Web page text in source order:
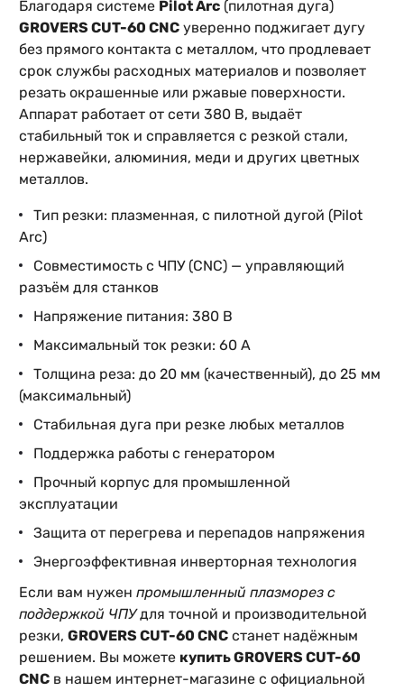
Благодаря системе Pilot Arc (пилотная дуга)
GROVERS CUT-60 CNC уверенно поджигает дугу
без прямого контакта с металлом, что продлевает
срок службы расходных материалов и позволяет
резать окрашенные или ржавые поверхности.
Аппарат работает от сети 380 В, выдаёт
стабильный ток и справляется с резкой стали,
нержавейки, алюминия, меди и других цветных
металлов.
Тип резки: плазменная, с пилотной дугой (Pilot
Arc)
Совместимость с ЧПУ (CNC) — управляющий
разъём для станков
Напряжение питания: 380 В
Максимальный ток резки: 60 А
Толщина реза: до 20 мм (качественный), до 25 мм
(максимальный)
Стабильная дуга при резке любых металлов
Поддержка работы с генератором
Прочный корпус для промышленной
эксплуатации
Защита от перегрева и перепадов напряжения
Энергоэффективная инверторная технология
Если вам нужен промышленный плазморез с
поддержкой ЧПУдля точной и производительной
резки, GROVERS CUT-60 CNC станет надёжным
решением. Вы можете купить GROVERS CUT-60
CNC в нашем интернет-магазине с официальной